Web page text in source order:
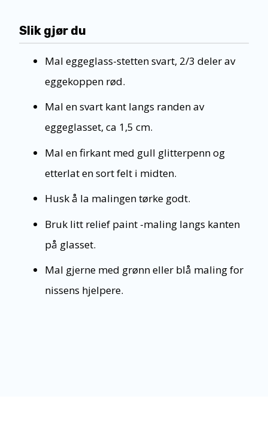
Slik gjør du
Mal eggeglass-stetten svart, 2/3 deler av
eggekoppen rød.
Mal en svart kant langs randen av
eggeglasset, ca 1,5 cm.
Mal en firkant med gull glitterpenn og
etterlat en sort felt i midten.
Husk å la malingen tørke godt.
Bruk litt relief paint -maling langs kanten
på glasset.
Mal gjerne med grønn eller blå maling for
nissens hjelpere.